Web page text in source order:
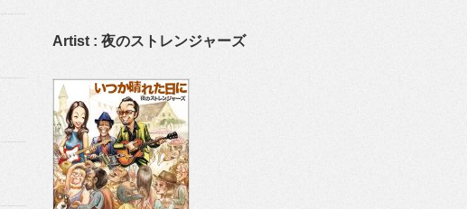
Artist : 夜のストレンジャーズ